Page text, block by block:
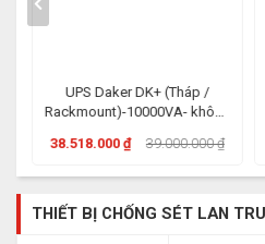
UPS Daker DK+ (Tháp /
Rackmount)-10000VA- không
38.518.000 ₫ 39.000.000 ₫
THIẾT BỊ CHỐNG SÉT LAN